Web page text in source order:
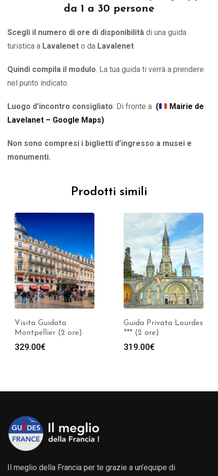
da 1 a 30 persone
Scegli il numero di ore di disponibilità di una guida
turistica a Lavalenet o da Lavalenet
Quindi compila il modulo. La tua guida ti verrà a prendere
nel punto indicato.
Luogo d’incontro consigliato: Di fronte a (
Mairie de
Lavelanet – Google Maps)
Non sono compresi i biglietti d’ingresso a musei e
monumenti.
Prodotti simili
Guida Privata Lourdes
*** (2 ore)
319.00€
Visita Guidata La
Grande Motte (2 ore)
329.00€
Il meglio della Francia per te grazie a un’equipe di